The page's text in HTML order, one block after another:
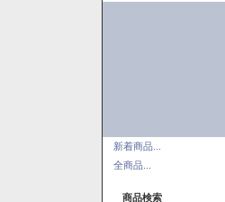
新着商品...
全商品...
商品検索